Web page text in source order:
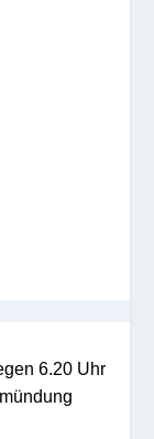
6.20 Uhr